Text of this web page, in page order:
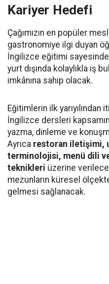
Kariyer Hedefi
Çağımızın en popüler
gastronomiye ilgi duyan
İngilizce eğitimi
yurt dışında kolaylıkla iş
imkânına sahip olacak.
Eğitimlerin ilk
İngilizce dersleri
yazma, dinleme ve
Ayrıca restoran iletişimi,
terminolojisi, menü dili
teknikleri üzerine
mezunların küresel
gelmesi sağlanacak.